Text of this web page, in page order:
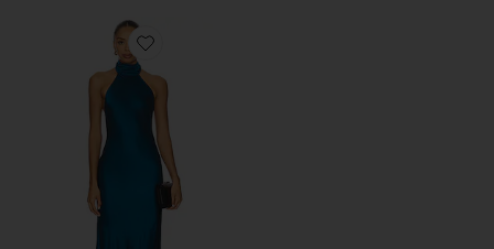
Favorite ВЕЧЕРНЕЕ ПЛАТЬЕ ASTRA